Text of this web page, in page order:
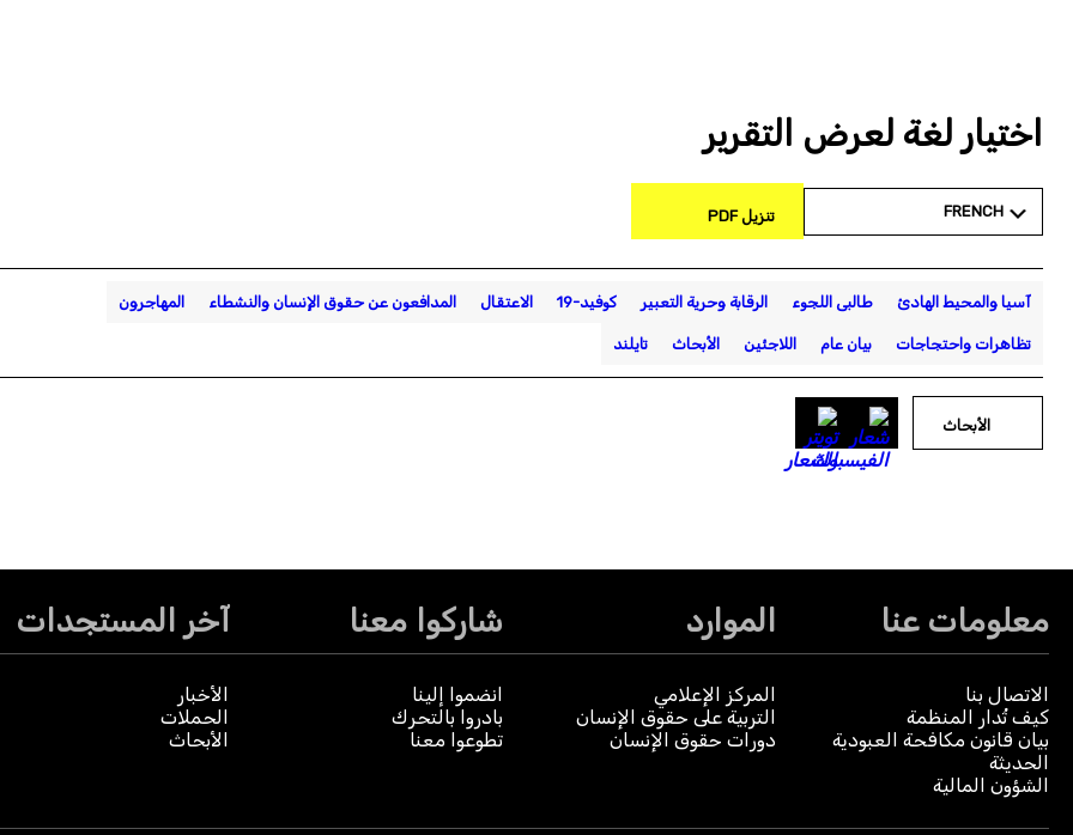
اختيار لغة لعرض التقرير
FRENCH تنزيل PDF
آسيا والمحيط الهادئ طالبى اللجوء الرقابة وحرية التعبير كوفيد-19 الاعتقال المدافعون عن حقوق الإنسان والنشطاء المهاجرون
تظاهرات واحتجاجات بيان عام اللاجئين الأبحاث تايلند
الأبحاث
معلومات عنا
الاتصال بنا
كيف تُدار المنظمة
بيان قانون مكافحة العبودية
الحديثة
الشؤون المالية
الموارد
المركز الإعلامي
التربية على حقوق الإنسان
دورات حقوق الإنسان
شاركوا معنا
انضموا إلينا
بادروا بالتحرك
تطوعوا معنا
آخر المستجدات
الأخبار
الحملات
الأبحاث